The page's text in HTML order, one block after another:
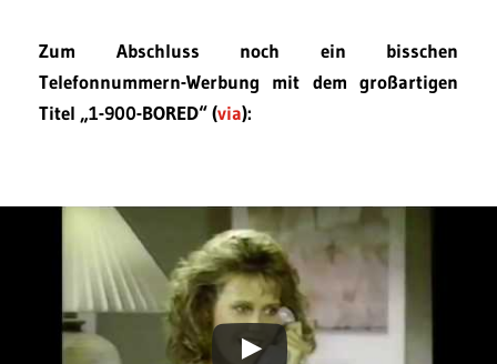
Zum Abschluss noch ein bisschen
Telefonnummern-Werbung mit dem großartigen
Titel „1-900-BORED“ (via):